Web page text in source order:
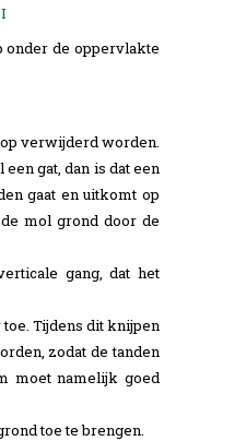
de oppervlakte
verwijderd worden.
gat, dan is dat een
gaat en uitkomt op
mol grond door de
gang, dat het
Tijdens dit knijpen
zodat de tanden
moet namelijk goed
toe te brengen.